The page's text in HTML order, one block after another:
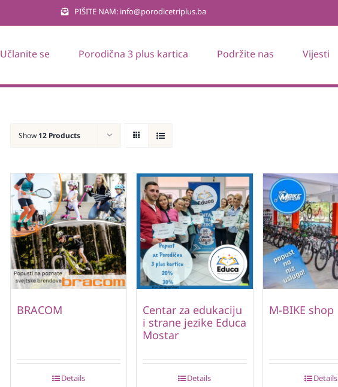
PIŠITE NAM: info@porodicetriplus.ba
Učlanite se Porodična 3 plus kartica Podržite nas Vijesti
Show 12 Products
BRACOM
Details
Centar za edukaciju
i strane jezike Educa
Mostar
Details
M-BIKE shop
Details